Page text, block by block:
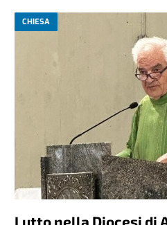
CHIESA
Lutto nella Diocesi di